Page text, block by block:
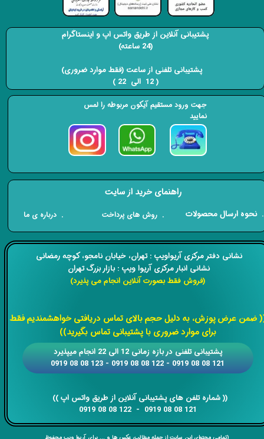
​​نشانی دفتر مرکزی آریواویپ : تهران، خیابان نامجو،کوچه رمضانی
نشانی انبار مرکزی آریوا ویپ : بازار بزرگ تهران
(فروش فقط بصورت آنلاین انجام می پذیرد)
ضمن عرض پوزش، به دلیل حجم بالای تماس دریافتی خواهشمندیم فقط
برای موارد ضروری با پشتیبانی تماس بگیرید))
​​​​​​​​​​​​​​(( ​​​​​​​شماره تلفن های پشتیبانی آنلاین از طریق واتس اپ ))
​​​​​​​121 08 08 0919 - 122 08 08 0919
​​پشتیبانی تلفنی در بازه زمانی 12 الی 22 انجام میپذیرد
121 08 08 0919 - 122 08 08 0919 - 123 08 08 0919
راهنمای خرید از سایت
​. نحوه ارسال محصولات . روش های پرداخت . درباره ی ما
پشتیبانی آنلاین از طریق واتس اپ و اینستاگرام
(24 ساعته)
​​​​​​​ پشتیبانی تلفنی از ساعت (فقط موارد ضروری)
( 12 الی 22 ) ​​​​​​​
جهت ورود مستقیم آیکون مربوطه را لمس
نمایید